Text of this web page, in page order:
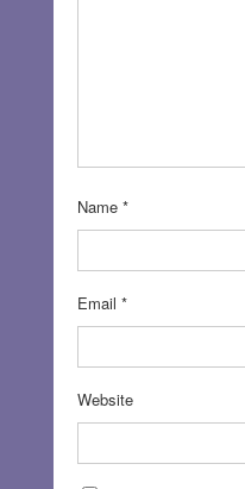
Name *
Email *
Website